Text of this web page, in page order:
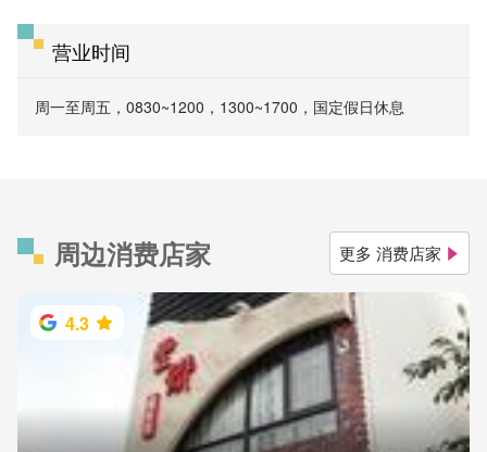
营业时间
周一至周五，0830~1200，1300~1700，国定假日休息
周边消费店家 更多 消费店家
4.3